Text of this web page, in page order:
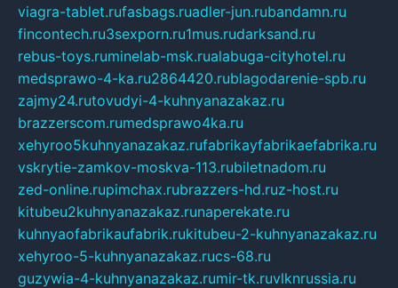
viagra-tablet.rufasbags.ruadler-jun.rubandamn.ru
fincontech.ru3sexporn.ru1mus.rudarksand.ru
rebus-toys.ruminelab-msk.rualabuga-cityhotel.ru
medsprawo-4-ka.ru2864420.rublagodarenie-spb.ru
zajmy24.rutovudyi-4-kuhnyanazakaz.ru
brazzerscom.rumedsprawo4ka.ru
xehyroo5kuhnyanazakaz.rufabrikayfabrikaefabrika.ru
vskrytie-zamkov-moskva-113.rubiletnadom.ru
zed-online.rupimchax.rubrazzers-hd.ruz-host.ru
kitubeu2kuhnyanazakaz.runaperekate.ru
kuhnyaofabrikaufabrik.rukitubeu-2-kuhnyanazakaz.ru
xehyroo-5-kuhnyanazakaz.rucs-68.ru
guzywia-4-kuhnyanazakaz.rumir-tk.ruvlknrussia.ru